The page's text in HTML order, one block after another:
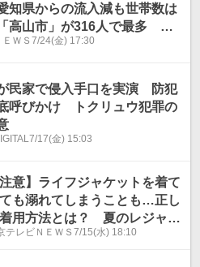
県からの流入減も世帯数は
高山市」が316人で最多
独自の移住者支援で約2倍に
ＷＳ 7/24(金) 17:30
民家で侵入手口を実演 防犯
呼びかけ トクリュウ犯罪の
7/17(金) 15:03
注意】ライフジャケットを着て
も溺れてしまうことも…正し
用方法とは？ 夏のレジャー
ズン前に確認を
テレビＮＥＷＳ 7/15(水) 18:10